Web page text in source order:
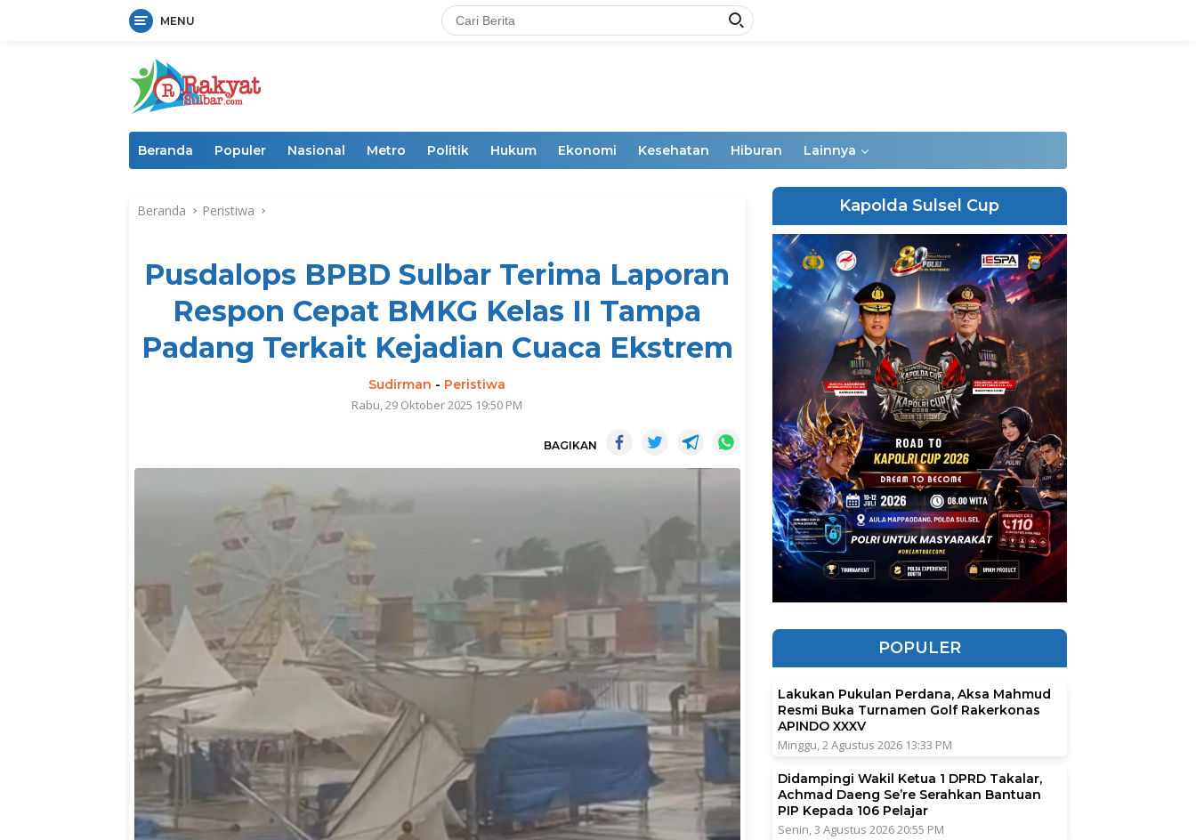
MENU
Beranda Populer Nasional Metro Politik Hukum Ekonomi Kesehatan Hiburan Lainnya
Beranda Peristiwa
Pusdalops BPBD Sulbar Terima Laporan
Respon Cepat BMKG Kelas II Tampa
Padang Terkait Kejadian Cuaca Ekstrem
Sudirman - Peristiwa
Rabu, 29 Oktober 2025 19:50 PM
BAGIKAN
Kapolda Sulsel Cup
POPULER
Lakukan Pukulan Perdana, Aksa Mahmud
Resmi Buka Turnamen Golf Rakerkonas
APINDO XXXV
Minggu, 2 Agustus 2026 13:33 PM
Didampingi Wakil Ketua 1 DPRD Takalar,
Achmad Daeng Se’re Serahkan Bantuan
PIP Kepada 106 Pelajar
Senin, 3 Agustus 2026 20:55 PM